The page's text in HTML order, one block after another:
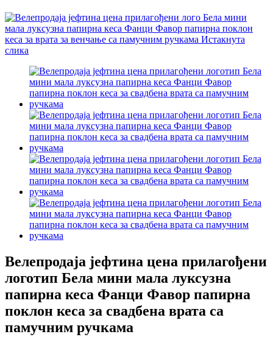
Велепродаја јефтина цена прилагођени
логотип Бела мини мала луксузна
папирна кеса Фанци Фавор папирна
поклон кеса за свадбена врата са
памучним ручкама